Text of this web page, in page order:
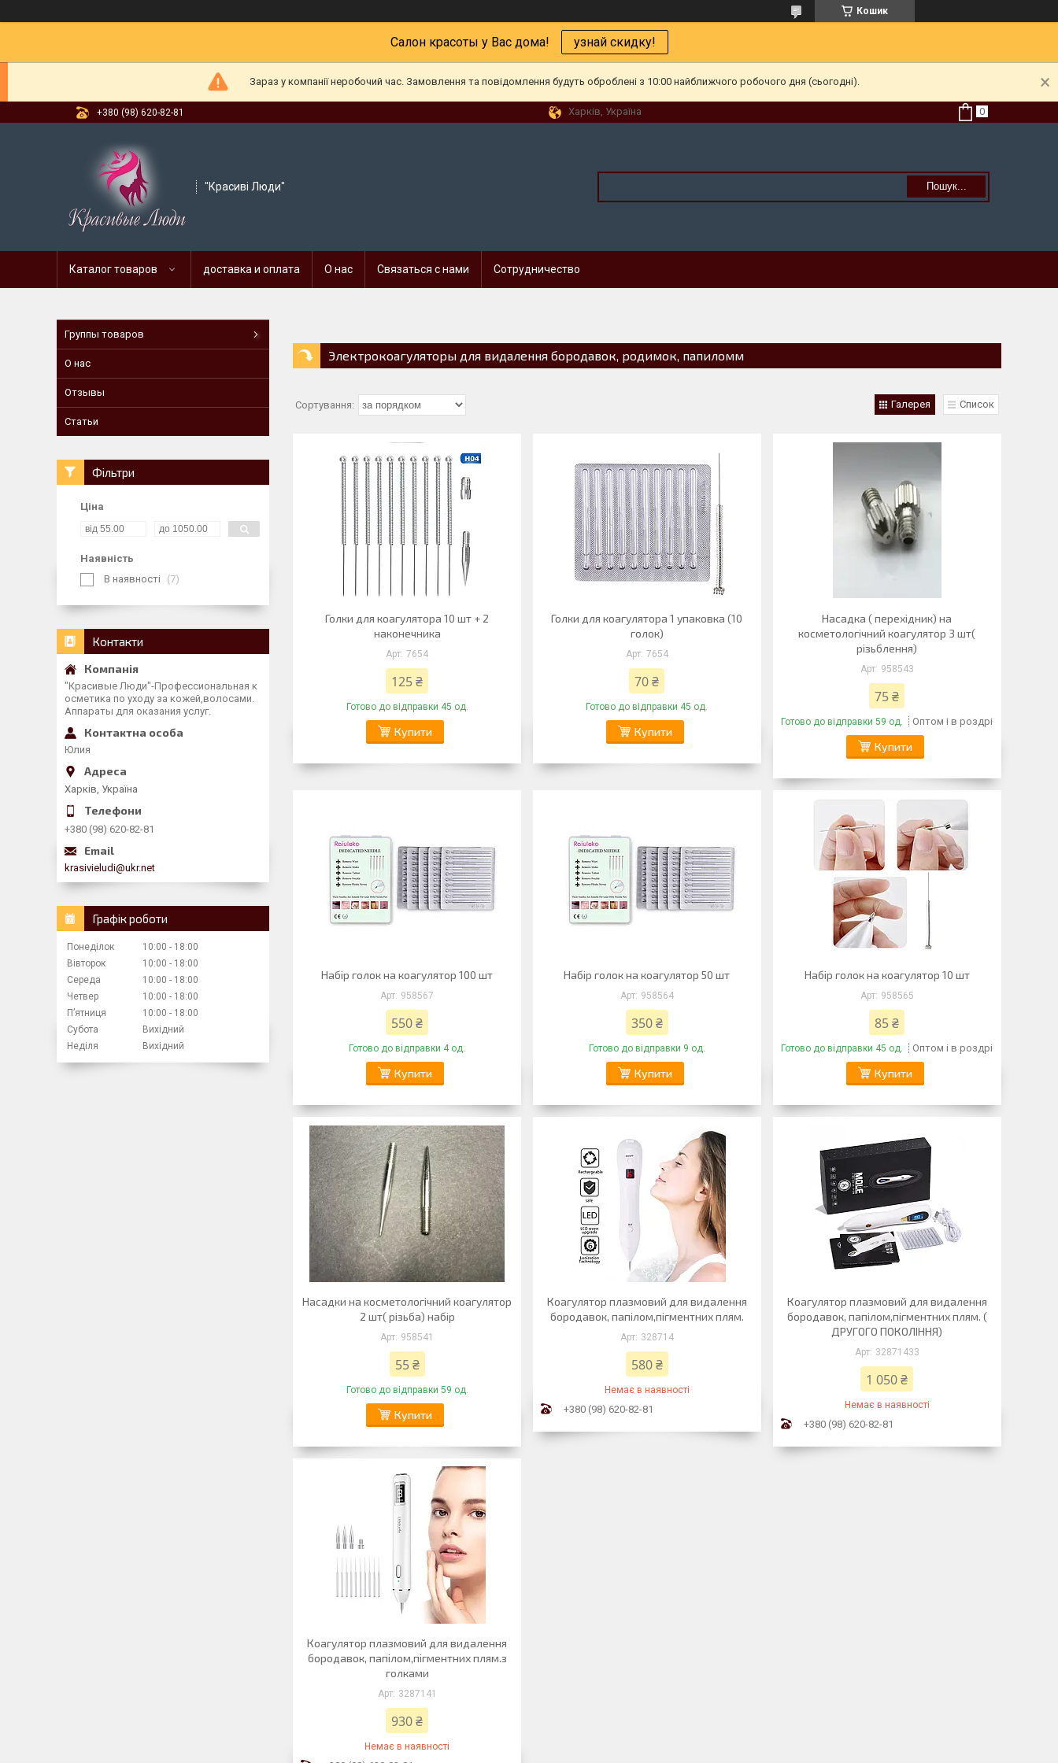
Кошик
Салон красоты у Вас дома! узнай скидку!
Зараз у компанії неробочий час. Замовлення та повідомлення будуть оброблені з 10:00 найближчого робочого дня (сьогодні).
+380 (98) 620-82-81 Харків, Україна
"Красиві Люди" Пошук...
Каталог товаров доставка и оплата О нас Связаться с нами Сотрудничество
Электрокоагуляторы для видалення бородавок, родимок, папиломм
Галерея Список
Голки для коагулятора 10 шт + 2
наконечника
7654
125 ₴
Готово до відправки 45 од.
Купити
Голки для коагулятора 1 упаковка (10
голок)
7654
70 ₴
Готово до відправки 45 од.
Купити
Насадка ( перехідник) на
косметологічний коагулятор 3 шт(
різьблення)
958543
75 ₴
Готово до відправки 59 од. Оптом і в роздріб
Купити
Набір голок на коагулятор 100 шт
958567
550 ₴
Готово до відправки 4 од.
Купити
Набір голок на коагулятор 50 шт
958564
350 ₴
Готово до відправки 9 од.
Купити
Набір голок на коагулятор 10 шт
958565
85 ₴
Готово до відправки 45 од. Оптом і в роздріб
Купити
Насадки на косметологічний коагулятор
2 шт( різьба) набір
958541
55 ₴
Готово до відправки 59 од.
Купити
Коагулятор плазмовий для видалення
бородавок, папілом,пігментних плям.
328714
580 ₴
Немає в наявності
+380 (98) 620-82-81
Коагулятор плазмовий для видалення
бородавок, папілом,пігментних плям. (
ДРУГОГО ПОКОЛІННЯ)
32871433
1 050 ₴
Немає в наявності
+380 (98) 620-82-81
Коагулятор плазмовий для видалення
бородавок, папілом,пігментних плям.з
голками
3287141
930 ₴
Немає в наявності
Группы товаров
О нас
Отзывы
Статьи
Фільтри
Ціна
Наявність
В наявності
7
Контакти
"Красивые Люди"-Профессиональная к
осметика по уходу за кожей,волосами.
Аппараты для оказания услуг.
Юлия
Харків, Україна
+380 (98) 620-82-81
krasivieludi@ukr.net
Графік роботи
Понеділок 10:00
18:00
Вівторок
10:00
18:00
Середа
10:00
18:00
Четвер
10:00
18:00
Пʼятниця
10:00
18:00
Субота
Вихідний
Неділя
Вихідний